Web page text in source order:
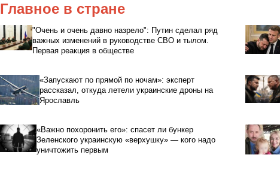
Главное в стране
"Очень и очень давно назрело": Путин сделал ряд
важных изменений в руководстве СВО и тылом.
Первая реакция в обществе
«Запускают по прямой по ночам»: эксперт
рассказал, откуда летели украинские дроны на
Ярославль
«Важно похоронить его»: спасет ли бункер
Зеленского украинскую «верхушку» — кого надо
уничтожить первым